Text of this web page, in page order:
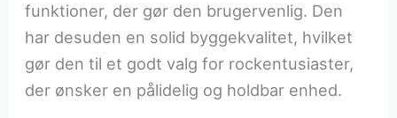
funktioner, der gør den brugervenlig. Den
har desuden en solid byggekvalitet, hvilket
gør den til et godt valg for rockentusiaster,
der ønsker en pålidelig og holdbar enhed.